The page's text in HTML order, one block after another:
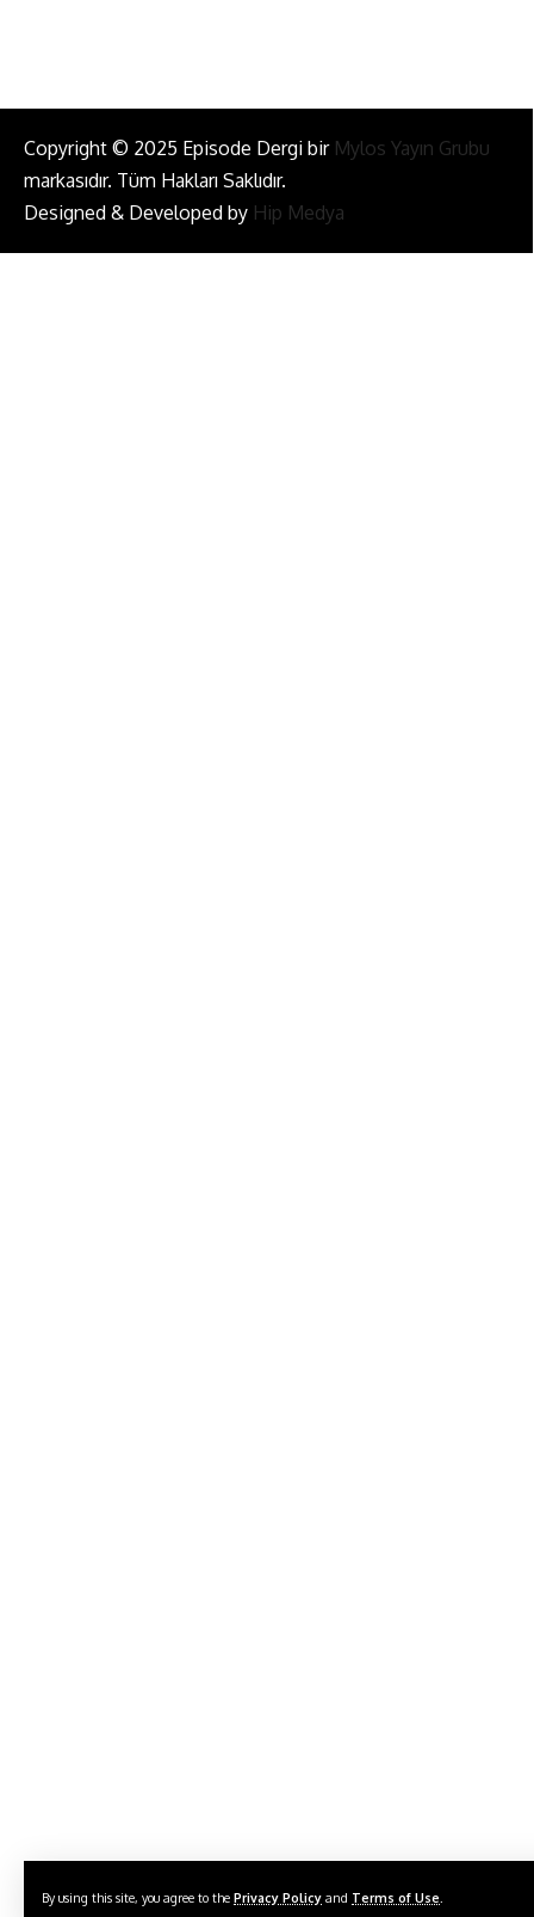
By using this site, you agree to the Privacy Policy and Terms of Use
Copyright © 2025 Episode Dergi bir Mylos Yayın Grubu
markasıdır. Tüm Hakları Saklıdır.
Designed & Developed by Hip Medya